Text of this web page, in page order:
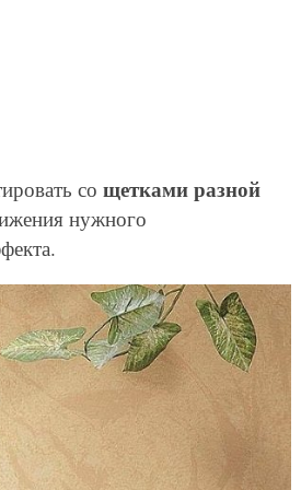
со щетками разной
нужного